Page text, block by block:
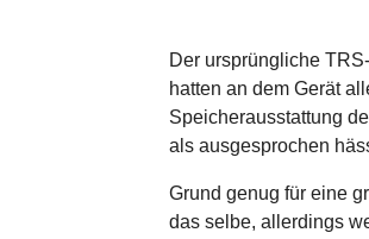
Der ursprüngliche
hatten an dem Gerät
Speicherausstattung
als ausgesprochen
Grund genug für eine
das selbe, allerdings